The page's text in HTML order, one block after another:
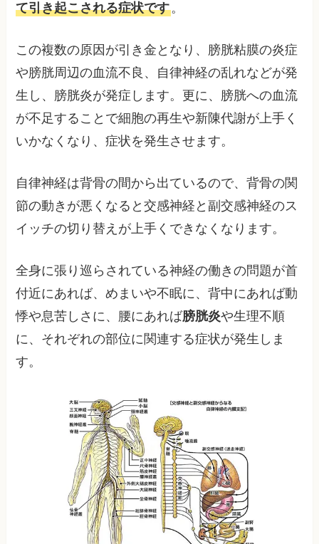
て引き起こされる症状です。
この複数の原因が引き金となり、膀胱粘膜の炎症
や膀胱周辺の血流不良、自律神経の乱れなどが発
生し、膀胱炎が発症します。更に、膀胱への血流
が不足することで細胞の再生や新陳代謝が上手く
いかなくなり、症状を発生させます。
自律神経は背骨の間から出ているので、背骨の関
節の動きが悪くなると交感神経と副交感神経のス
イッチの切り替えが上手くできなくなります。
全身に張り巡らされている神経の働きの問題が首
付近にあれば、めまいや不眠に、背中にあれば動
悸や息苦しさに、腰にあれば膀胱炎や生理不順
に、それぞれの部位に関連する症状が発生しま
す。